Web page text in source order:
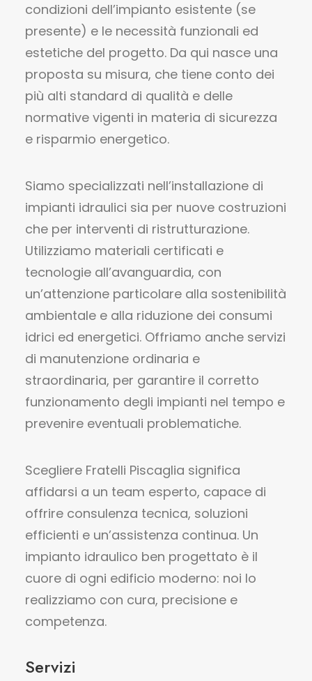
Servizi
condizioni dell’impianto esistente (se
presente) e le necessità funzionali ed
estetiche del progetto. Da qui nasce una
proposta su misura, che tiene conto dei
più alti standard di qualità e delle
normative vigenti in materia di sicurezza
e risparmio energetico.
Siamo specializzati nell’installazione di
impianti idraulici sia per nuove costruzioni
che per interventi di ristrutturazione.
Utilizziamo materiali certificati e
tecnologie all’avanguardia, con
un’attenzione particolare alla sostenibilità
ambientale e alla riduzione dei consumi
idrici ed energetici. Offriamo anche servizi
di manutenzione ordinaria e
straordinaria, per garantire il corretto
funzionamento degli impianti nel tempo e
prevenire eventuali problematiche.
Scegliere Fratelli Piscaglia significa
affidarsi a un team esperto, capace di
offrire consulenza tecnica, soluzioni
efficienti e un’assistenza continua. Un
impianto idraulico ben progettato è il
cuore di ogni edificio moderno: noi lo
realizziamo con cura, precisione e
competenza.